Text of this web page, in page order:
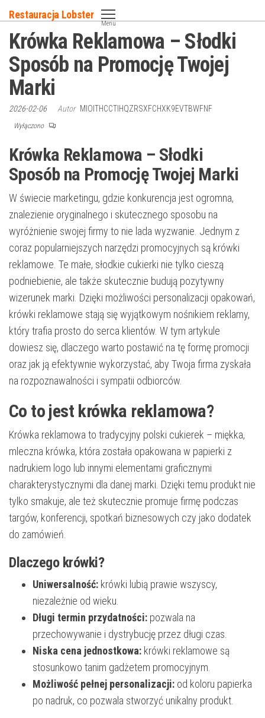
do
treści
Restauracja Lobster
Menu
Krówka Reklamowa – Słodki
Sposób na Promocję Twojej
Marki
2026-02-06 Autor MIOITHCCTIHQZRSXFCHXK9EVTBWFNF
Wyłączono
Krówka Reklamowa – Słodki
Sposób na Promocję Twojej Marki
W świecie marketingu, gdzie konkurencja jest ogromna,
znalezienie oryginalnego i skutecznego sposobu na
wyróżnienie swojej firmy to nie lada wyzwanie. Jednym z
coraz popularniejszych narzędzi promocyjnych są krówki
reklamowe. Te małe, słodkie cukierki nie tylko cieszą
podniebienie, ale także skutecznie budują pozytywny
wizerunek marki. Dzięki możliwości personalizacji opakowań,
krówki reklamowe stają się wyjątkowym nośnikiem reklamy,
który trafia prosto do serca klientów. W tym artykule
dowiesz się, dlaczego warto postawić na tę formę promocji
oraz jak ją efektywnie wykorzystać, aby Twoja firma zyskała
na rozpoznawalności i sympatii odbiorców.
Co to jest krówka reklamowa?
Krówka reklamowa to tradycyjny polski cukierek – miękka,
mleczna krówka, która została opakowana w papierki z
nadrukiem logo lub innymi elementami graficznymi
charakterystycznymi dla danej marki. Dzięki temu produkt nie
tylko smakuje, ale też skutecznie promuje firmę podczas
targów, konferencji, spotkań biznesowych czy jako dodatek
do zamówień.
Dlaczego krówki?
Uniwersalność: krówki lubią prawie wszyscy,
niezależnie od wieku.
Długi termin przydatności: pozwala na
przechowywanie i dystrybucję przez długi czas.
Niska cena jednostkowa: krówki reklamowe są
stosunkowo tanim gadżetem promocyjnym.
Możliwość pełnej personalizacji: od koloru papierka
po nadruk, co pozwala stworzyć unikalny produkt.